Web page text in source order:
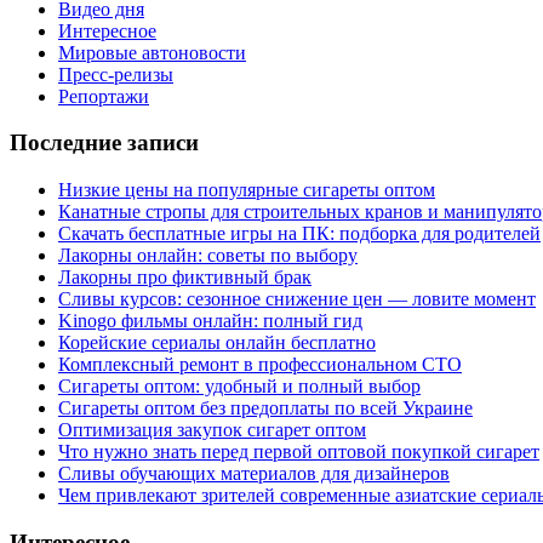
Видео дня
Интересное
Мировые автоновости
Пресс-релизы
Репортажи
Последние записи
Низкие цены на популярные сигареты оптом
Канатные стропы для строительных кранов и
Скачать бесплатные игры на ПК: подборка для родителей
Лакорны онлайн: советы по выбору
Лакорны про фиктивный брак
Сливы курсов: сезонное снижение цен — ловите момент
Kinogo фильмы онлайн: полный гид
Корейские сериалы онлайн бесплатно
Комплексный ремонт в профессиональном СТО
Сигареты оптом: удобный и полный выбор
Сигареты оптом без предоплаты по всей Украине
Оптимизация закупок сигарет оптом
Что нужно знать перед первой оптовой покупкой сигарет
Сливы обучающих материалов для дизайнеров
Чем привлекают зрителей современные азиатские